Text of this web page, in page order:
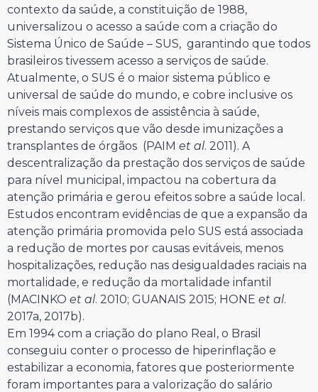
contexto da saúde, a constituição de 1988,
universalizou o acesso a saúde com a criação do
Sistema Único de Saúde – SUS, garantindo que todos
brasileiros tivessem acesso a serviços de saúde.
Atualmente, o SUS é o maior sistema público e
universal de saúde do mundo, e cobre inclusive os
níveis mais complexos de assistência à saúde,
prestando serviços que vão desde imunizações a
transplantes de órgãos (PAIM et al. 2011). A
descentralização da prestação dos serviços de saúde
para nível municipal, impactou na cobertura da
atenção primária e gerou efeitos sobre a saúde local.
Estudos encontram evidências de que a expansão da
atenção primária promovida pelo SUS está associada
a redução de mortes por causas evitáveis, menos
hospitalizações, redução nas desigualdades raciais na
mortalidade, e redução da mortalidade infantil
(MACINKO et al. 2010; GUANAIS 2015; HONE et al.
2017a, 2017b).
Em 1994 com a criação do plano Real, o Brasil
conseguiu conter o processo de hiperinflação e
estabilizar a economia, fatores que posteriormente
foram importantes para a valorização do salário